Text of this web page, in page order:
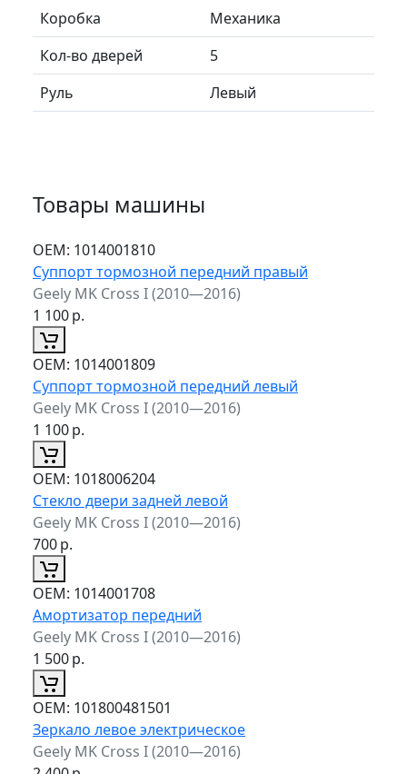
Коробка
Механика
Кол-во дверей
5
Руль
Левый
Товары машины
ОЕМ: 1014001810
Суппорт тормозной передний правый
Geely MK Cross I (2010—2016)
1 100р.
ОЕМ: 1014001809
Суппорт тормозной передний левый
Geely MK Cross I (2010—2016)
1 100р.
ОЕМ: 1018006204
Стекло двери задней левой
Geely MK Cross I (2010—2016)
700р.
ОЕМ: 1014001708
Амортизатор передний
Geely MK Cross I (2010—2016)
1 500р.
ОЕМ: 101800481501
Зеркало левое электрическое
Geely MK Cross I (2010—2016)